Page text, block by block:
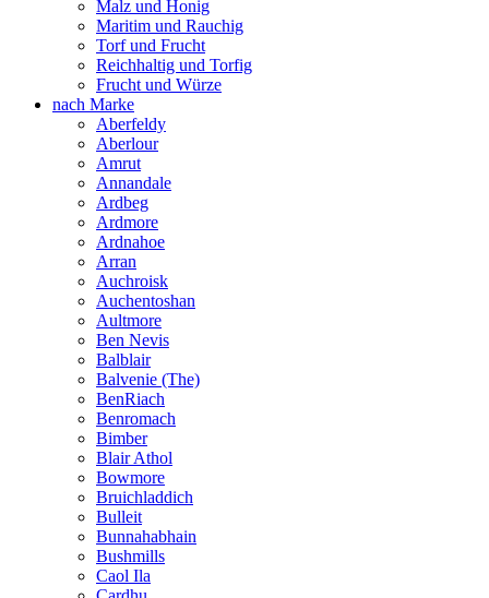
Malz und Honig
Maritim und Rauchig
Torf und Frucht
Reichhaltig und Torfig
Frucht und Würze
nach Marke
Aberfeldy
Aberlour
Amrut
Annandale
Ardbeg
Ardmore
Ardnahoe
Arran
Auchroisk
Auchentoshan
Aultmore
Ben Nevis
Balblair
Balvenie (The)
BenRiach
Benromach
Bimber
Blair Athol
Bowmore
Bruichladdich
Bulleit
Bunnahabhain
Bushmills
Caol Ila